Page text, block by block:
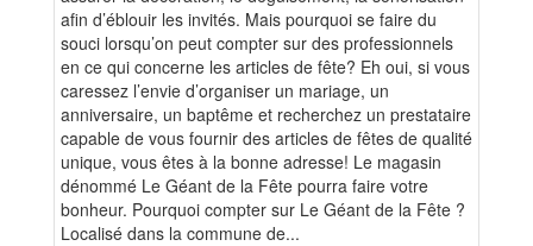
afin d’éblouir les invités. Mais pourquoi se faire du
souci lorsqu’on peut compter sur des professionnels
en ce qui concerne les articles de fête? Eh oui, si vous
caressez l’envie d’organiser un mariage, un
anniversaire, un baptême et recherchez un prestataire
capable de vous fournir des articles de fêtes de qualité
unique, vous êtes à la bonne adresse! Le magasin
dénommé Le Géant de la Fête pourra faire votre
bonheur. Pourquoi compter sur Le Géant de la Fête ?
Localisé dans la commune de...